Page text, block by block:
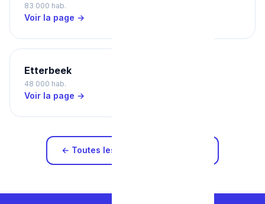
83 000 hab.
Voir la page →
Etterbeek
48 000 hab.
Voir la page →
← Toutes les zones d'intervention